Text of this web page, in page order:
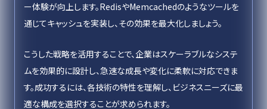
ー体験が向上します。RedisやMemcachedのようなツールを
通じてキャッシュを実装し、その効果を最大化しましょう。
こうした戦略を活用することで、企業はスケーラブルなシステ
ムを効果的に設計し、急速な成長や変化に柔軟に対応できま
す。成功するには、各技術の特性を理解し、ビジネスニーズに最
適な構成を選択することが求められます。